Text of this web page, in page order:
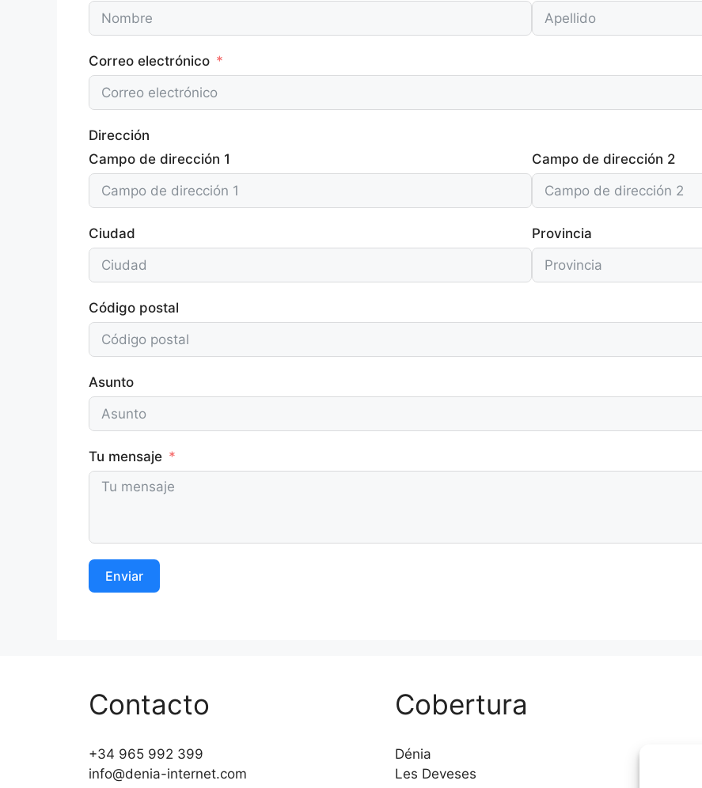
Correo electrónico
Dirección
Campo de dirección 1
Campo de dirección 2
Ciudad Provincia
Código postal
Asunto
Tu mensaje
Enviar
Contacto
+34 965 992 399
info@denia-internet.com
Cobertura
Dénia
Les Deveses